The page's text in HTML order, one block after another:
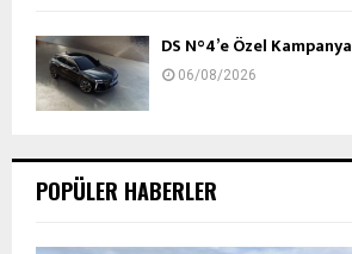
DS N°4’e Özel Kampanya
06/08/2026
POPÜLER HABERLER